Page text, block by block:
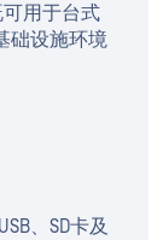
用于台式
础设施环境
、SD卡及